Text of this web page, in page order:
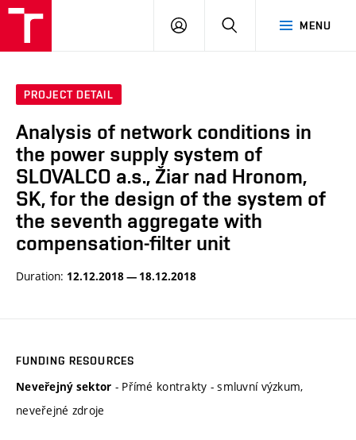
MENU
LOG
SEARCH
PROJECT DETAIL
Analysis of network conditions in
the power supply system of
SLOVALCO a.s., Žiar nad Hronom,
SK, for the design of the system of
the seventh aggregate with
compensation-filter unit
Duration: 12.12.2018 — 18.12.2018
FUNDING RESOURCES
Neveřejný sektor - Přímé kontrakty - smluvní výzkum,
neveřejné zdroje